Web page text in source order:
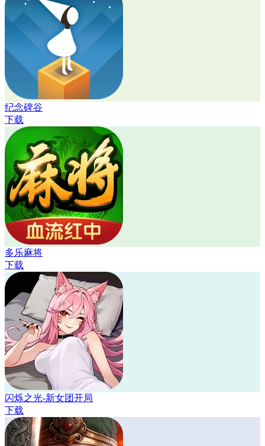
纪念碑谷
下载
多乐麻将
下载
闪烁之光-新女团开局
下载